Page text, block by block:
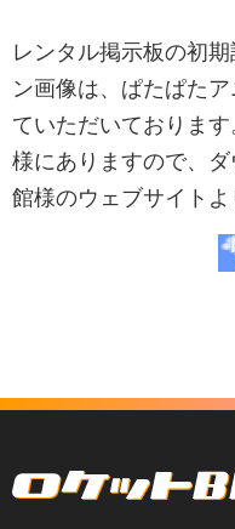
レンタル掲示板の初
ン画像は、ぱたぱた
ていただいておりま
様にありますので、
館様のウェブサイトよ